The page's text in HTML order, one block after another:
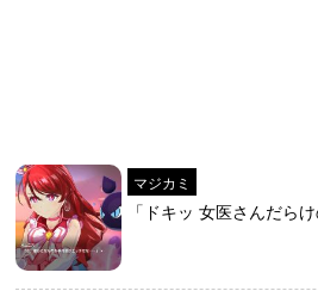
マジカミ
「ドキッ 女医さんだらけ